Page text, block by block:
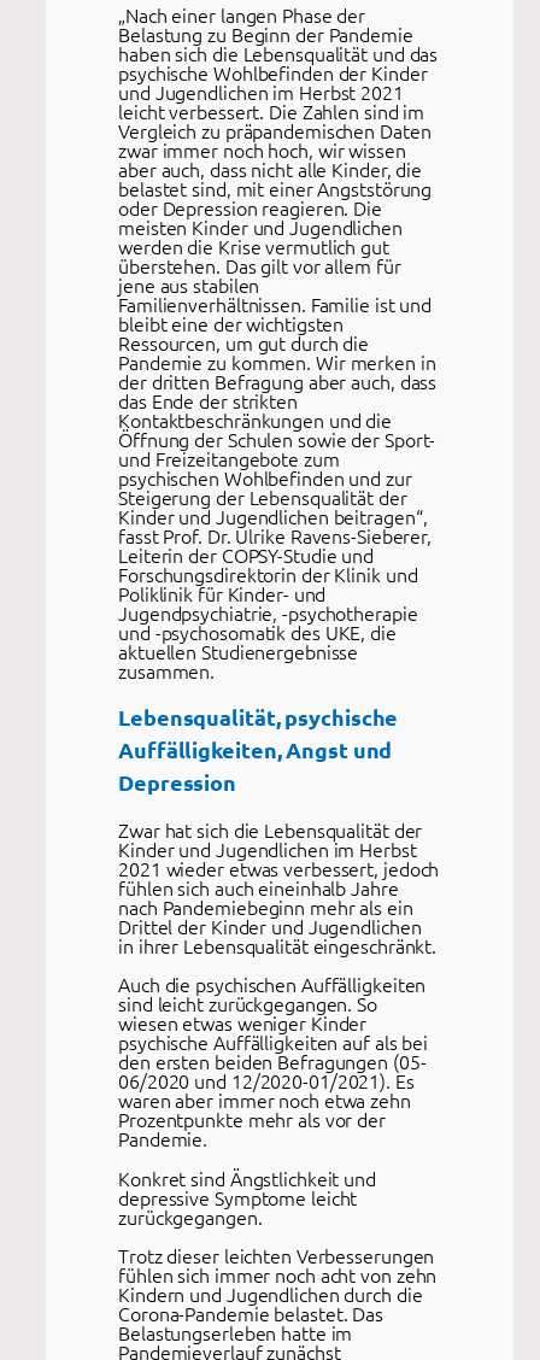
„Nach einer langen Phase der
Belastung zu Beginn der Pandemie
haben sich die Lebensqualität und das
psychische Wohlbefinden der Kinder
und Jugendlichen im Herbst 2021
leicht verbessert. Die Zahlen sind im
Vergleich zu präpandemischen Daten
zwar immer noch hoch, wir wissen
aber auch, dass nicht alle Kinder, die
belastet sind, mit einer Angststörung
oder Depression reagieren. Die
meisten Kinder und Jugendlichen
werden die Krise vermutlich gut
überstehen. Das gilt vor allem für
jene aus stabilen
Familienverhältnissen. Familie ist und
bleibt eine der wichtigsten
Ressourcen, um gut durch die
Pandemie zu kommen. Wir merken in
der dritten Befragung aber auch, dass
das Ende der strikten
Kontaktbeschränkungen und die
Öffnung der Schulen sowie der Sport-
und Freizeitangebote zum
psychischen Wohlbefinden und zur
Steigerung der Lebensqualität der
Kinder und Jugendlichen beitragen“,
fasst Prof. Dr. Ulrike Ravens-Sieberer,
Leiterin der COPSY-Studie und
Forschungsdirektorin der Klinik und
Poliklinik für Kinder- und
Jugendpsychiatrie, -psychotherapie
und -psychosomatik des UKE, die
aktuellen Studienergebnisse
zusammen.
Lebensqualität, psychische
Auffälligkeiten, Angst und
Depression
Zwar hat sich die Lebensqualität der
Kinder und Jugendlichen im Herbst
2021 wieder etwas verbessert, jedoch
fühlen sich auch eineinhalb Jahre
nach Pandemiebeginn mehr als ein
Drittel der Kinder und Jugendlichen
in ihrer Lebensqualität eingeschränkt.
Auch die psychischen Auffälligkeiten
sind leicht zurückgegangen. So
wiesen etwas weniger Kinder
psychische Auffälligkeiten auf als bei
den ersten beiden Befragungen (05-
06/2020 und 12/2020-01/2021). Es
waren aber immer noch etwa zehn
Prozentpunkte mehr als vor der
Pandemie.
Konkret sind Ängstlichkeit und
depressive Symptome leicht
zurückgegangen.
Trotz dieser leichten Verbesserungen
fühlen sich immer noch acht von zehn
Kindern und Jugendlichen durch die
Corona-Pandemie belastet. Das
Belastungserleben hatte im
Pandemieverlauf zunächst